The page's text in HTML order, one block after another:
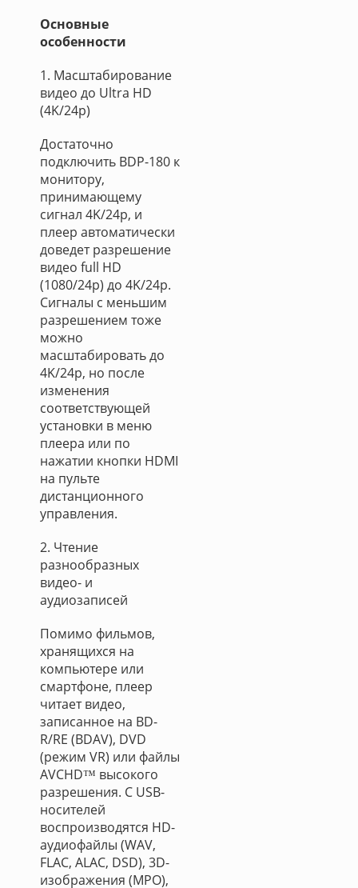
Основные
особенности
1. Масштабирование
видео до Ultra HD
(4K/24p)
Достаточно
подключить BDP-180 к
монитору,
принимающему
сигнал 4K/24p, и
плеер автоматически
доведет разрешение
видео full HD
(1080/24p) до 4K/24p.
Сигналы с меньшим
разрешением тоже
можно
масштабировать до
4K/24p, но после
изменения
соответствующей
установки в меню
плеера или по
нажатии кнопки HDMI
на пульте
дистанционного
управления.
2. Чтение
разнообразных
видео- и
аудиозаписей
Помимо фильмов,
хранящихся на
компьютере или
смартфоне, плеер
читает видео,
записанное на BD-
R/RE (BDAV), DVD
(режим VR) или файлы
AVCHD™ высокого
разрешения. C USB-
носителей
воспроизводятся HD-
аудиофайлы (WAV,
FLAC, ALAC, DSD), 3D-
изображения (MPO),